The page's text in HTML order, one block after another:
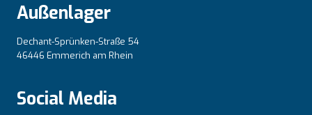
Außenlager
Dechant-Sprünken-Straße 54
46446 Emmerich am Rhein
Social Media